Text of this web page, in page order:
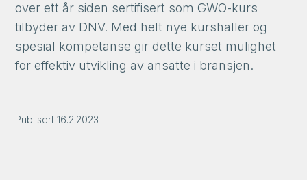
over ett år siden sertifisert som GWO-kurs
tilbyder av DNV. Med helt nye kurshaller og
spesial kompetanse gir dette kurset mulighet
for effektiv utvikling av ansatte i bransjen.
Publisert 16.2.2023